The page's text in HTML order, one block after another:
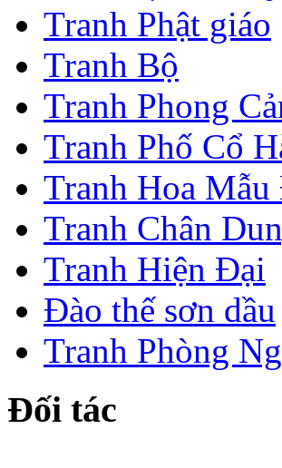
Tranh Phật giáo
Tranh Bộ
Tranh Phong
Tranh Phố Cổ
Tranh Hoa
Tranh Chân
Tranh Hiện Đại
Đào thế sơn dầu
Tranh Phòng
Đối tác